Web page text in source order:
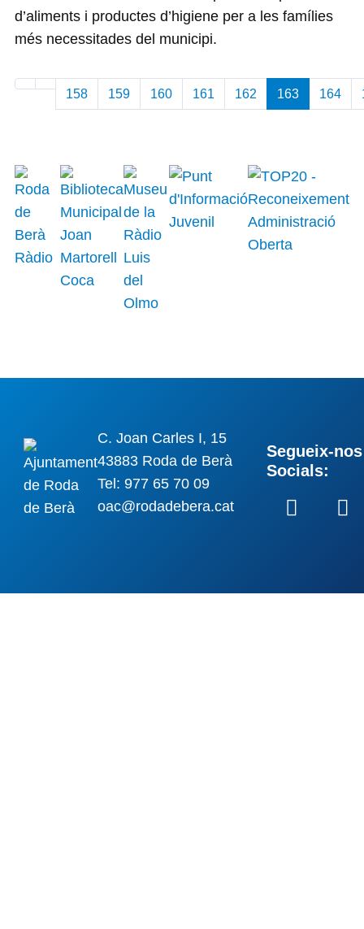
d’aliments i productes d’higiene per a les famílies
més necessitades del municipi.
158 159 160 161 162 163 164
C. Joan Carles I, 15
43883 Roda de Berà
Tel: 977 65 70 09
oac@rodadebera.cat
Segueix-
Socials: